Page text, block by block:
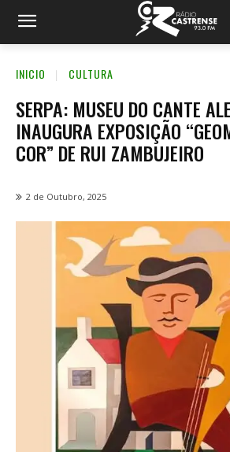
INICIO CULTURA
SERPA: MUSEU DO CANTE
INAUGURA EXPOSIÇÃO
COR” DE RUI ZAMBUJEIRO
2 de Outubro, 2025